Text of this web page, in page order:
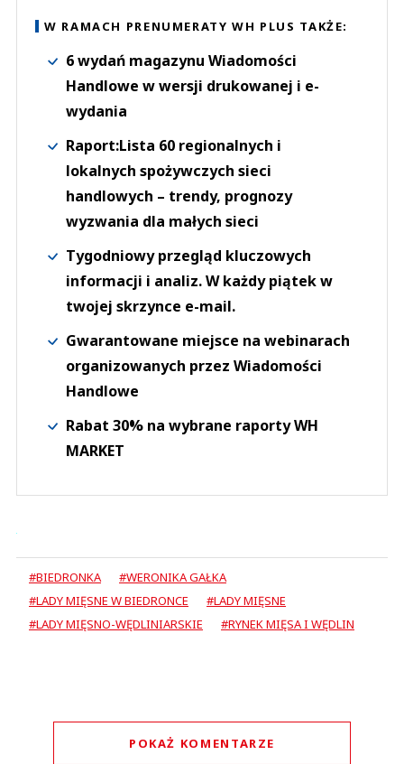
W RAMACH PRENUMERATY WH PLUS TAKŻE:
6 wydań magazynu Wiadomości
Handlowe w wersji drukowanej i e-
wydania
Raport:Lista 60 regionalnych i
lokalnych spożywczych sieci
handlowych – trendy, prognozy
wyzwania dla małych sieci
Tygodniowy przegląd kluczowych
informacji i analiz. W każdy piątek w
twojej skrzynce e-mail.
Gwarantowane miejsce na webinarach
organizowanych przez Wiadomości
Handlowe
Rabat 30% na wybrane raporty WH
MARKET
#BIEDRONKA
#WERONIKA GAŁKA
#LADY MIĘSNE W BIEDRONCE
#LADY MIĘSNE
#LADY MIĘSNO-WĘDLINIARSKIE
#RYNEK MIĘSA I WĘDLIN
POKAŻ KOMENTARZE